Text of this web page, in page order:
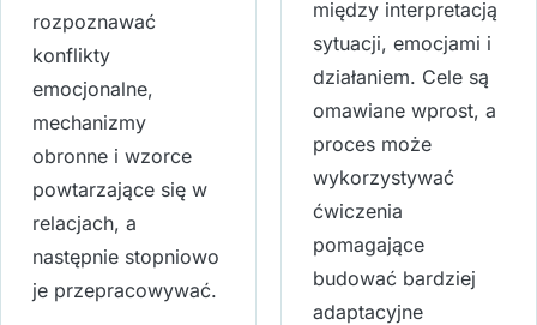
rozpoznawać
konflikty
emocjonalne,
mechanizmy
obronne i wzorce
powtarzające się w
relacjach, a
następnie stopniowo
je przepracowywać.
między interpretacją
sytuacji, emocjami i
działaniem. Cele są
omawiane wprost, a
proces może
wykorzystywać
ćwiczenia
pomagające
budować bardziej
adaptacyjne